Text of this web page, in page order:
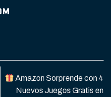
Amazon Sorprende con 4
Nuevos Juegos Gratis en